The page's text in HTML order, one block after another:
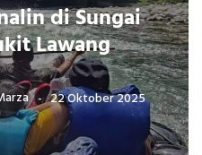
di Sungai
Lawang
22 Oktober 2025